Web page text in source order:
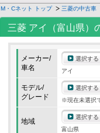
M・Cネット トップ 三菱の中古車
三菱 アイ（富山県）
メーカー/
車名
選択する
アイ
モデル/
グレード
選択する
※現在未選択
地域
選択する
富山県